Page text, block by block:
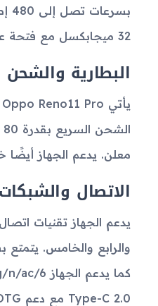
32 ميجابكسل مع فتحة عدسة f/2.4 وتدعم التسجيل بدقة 4K.
البطارية والشحن
معلن. يدعم الجهاز
الاتصال والشبكات
Type-C 2.0 مع دعم OTG.